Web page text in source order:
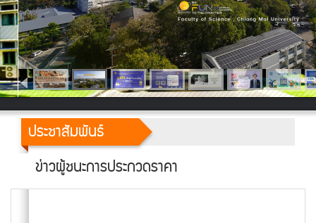
ประชาสัมพันธ์
ข่าวผู้ชนะการประกวดราคา